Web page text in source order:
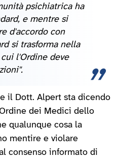
psichiatrica ha
e mentre si
d'accordo con
si trasforma nella
l'Ordine deve
il Dott. Alpert sta dicendo
dei Medici dello
qualunque cosa la
mentire e violare
consenso informato di